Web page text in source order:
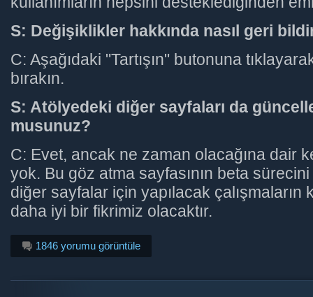
S: Değişiklikler hakkında nasıl geri
C: Aşağıdaki "Tartışın" butonuna
bırakın.
S: Atölyedeki diğer sayfaları da
musunuz?
C: Evet, ancak ne zaman olacağına dair
yok. Bu göz atma sayfasının beta sürecini
diğer sayfalar için yapılacak çalışmaların
daha iyi bir fikrimiz olacaktır.
1846 yorumu görüntüle